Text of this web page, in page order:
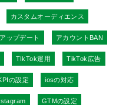
カスタムオーディエンス
アップデート アカウントBAN
TIkTok運用 TikTok広告
の設定 iosの対応
GTMの設定